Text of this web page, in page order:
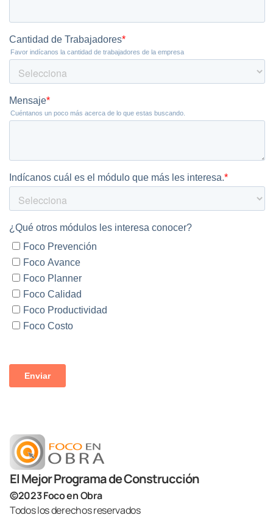
El Mejor Programa de Construcción
©2023 Foco en Obra
Todos los derechos reservados